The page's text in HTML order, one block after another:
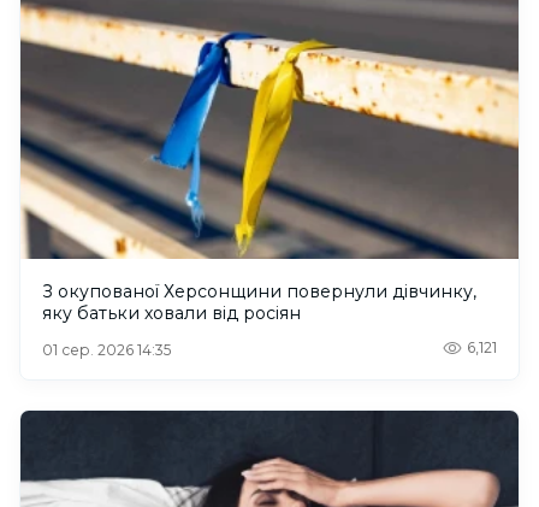
З окупованої Херсонщини повернули дівчинку,
яку батьки ховали від росіян
01 сер. 2026 14:35 6,121